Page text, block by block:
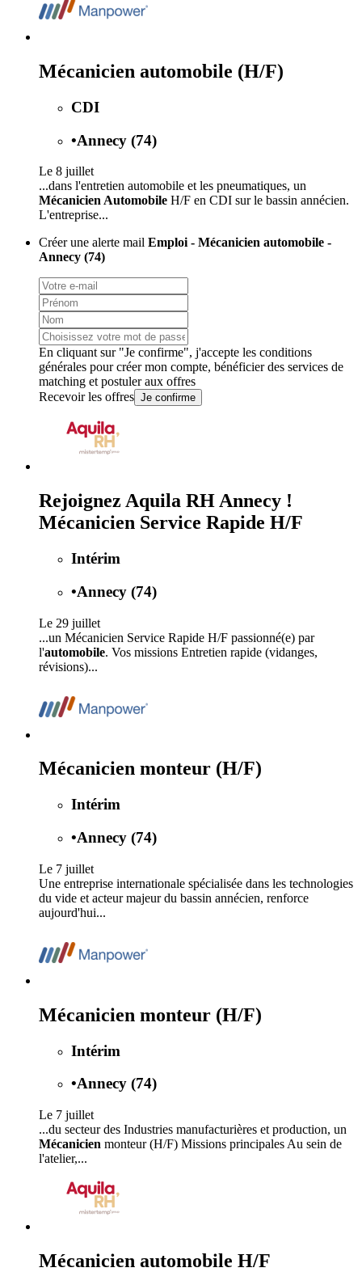
Mécanicien automobile (H/F)
CDI
•Annecy (74)
Le 8 juillet
...dans l'entretien automobile et les pneumatiques, un
Mécanicien Automobile H/F en CDI sur le bassin annécien.
L'entreprise...
Créer une alerte mail Emploi - Mécanicien automobile -
Annecy (74)
En cliquant sur "Je confirme", j'accepte les conditions
générales pour créer mon compte, bénéficier des services de
matching et postuler aux offres
Recevoir les offres Je confirme
Rejoignez Aquila RH Annecy !
Mécanicien Service Rapide H/F
Intérim
•Annecy (74)
Le 29 juillet
...un Mécanicien Service Rapide H/F passionné(e) par
l'automobile. Vos missions Entretien rapide (vidanges,
révisions)...
Mécanicien monteur (H/F)
Intérim
•Annecy (74)
Le 7 juillet
Une entreprise internationale spécialisée dans les technologies
du vide et acteur majeur du bassin annécien, renforce
aujourd'hui...
Mécanicien monteur (H/F)
Intérim
•Annecy (74)
Le 7 juillet
...du secteur des Industries manufacturières et production, un
Mécanicien monteur (H/F) Missions principales Au sein de
l'atelier,...
Mécanicien automobile H/F